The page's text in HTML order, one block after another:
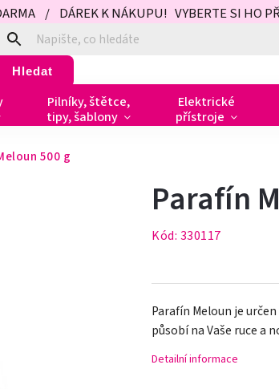
/ DÁREK K NÁKUPU! VYBERTE SI HO
Hledat
Pilníky, štětce,
tipy, šablony
Elektrické
přístroje
500 g
Parafín
Kód: 330117
Parafín Meloun je
působí na Vaše ruce a
Detailní informace